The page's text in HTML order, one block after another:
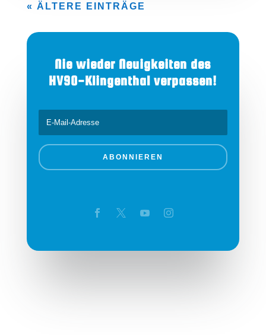
« ÄLTERE EINTRÄGE
Nie wieder Neuigkeiten des
HV90-Klingenthal verpassen!
ABONNIEREN